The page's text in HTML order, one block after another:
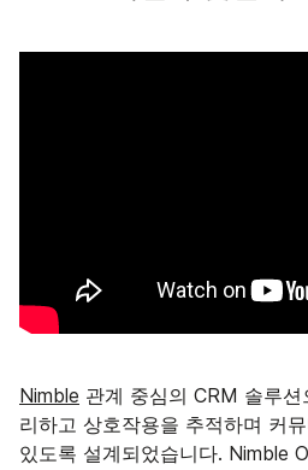
Nimble 관계 중심의 CRM 솔루
리하고 상호작용을 추적하며 커
있도록 설계되었습니다. Nimble